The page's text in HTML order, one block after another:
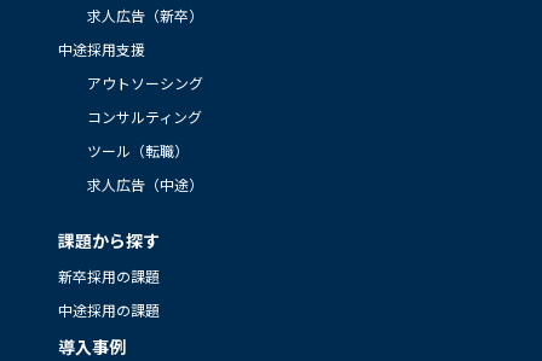
求人広告（新卒）
中途採用支援
アウトソーシング
コンサルティング
ツール（転職）
求人広告（中途）
課題から探す
新卒採用の課題
中途採用の課題
導入事例